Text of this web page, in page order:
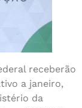
receberão
a janeiro,
da